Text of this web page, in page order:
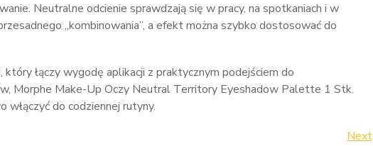
Neutralne odcienie sprawdzają się w pracy, na spotkaniach i w
„kombinowania”, a efekt można szybko dostosować do
który łączy wygodę aplikacji z praktycznym podejściem do
Morphe Make-Up Oczy Neutral Territory Eyeshadow Palette 1 Stk.
włączyć do codziennej rutyny.
Next
Next